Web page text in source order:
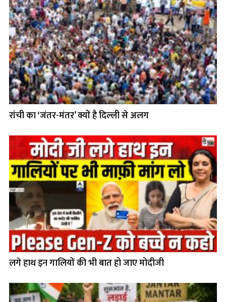
रांची का ‘जंतर-मंतर’ क्यों है दिल्ली से अलग
लगे हाथ इन गालियों की भी बात हो जाए मोदीजी